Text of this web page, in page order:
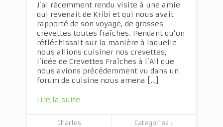
J’ai récemment rendu visite à une amie
qui revenait de Kribi et qui nous avait
rapporté de son voyage, de grosses
crevettes toutes fraîches. Pendant qu’on
réfléchissait sur la manière à laquelle
nous allions cuisiner nos crevettes,
l’idée de Crevettes Fraîches à l’Ail que
nous avions précédemment vu dans un
forum de cuisine nous amena […]
Lire la suite
Charles Categories ↓